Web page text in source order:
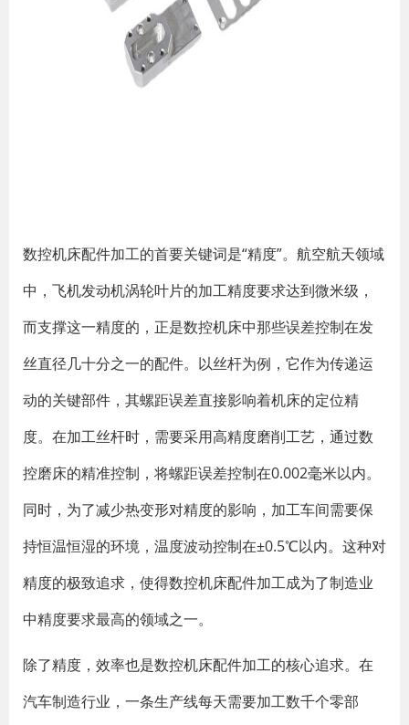
数控机床配件加工的首要关键词是“精度”。航空航天领域
中，飞机发动机涡轮叶片的加工精度要求达到微米级，
而支撑这一精度的，正是数控机床中那些误差控制在发
丝直径几十分之一的配件。以丝杆为例，它作为传递运
动的关键部件，其螺距误差直接影响着机床的定位精
度。在加工丝杆时，需要采用高精度磨削工艺，通过数
控磨床的精准控制，将螺距误差控制在0.002毫米以内。
同时，为了减少热变形对精度的影响，加工车间需要保
持恒温恒湿的环境，温度波动控制在±0.5℃以内。这种对
精度的极致追求，使得数控机床配件加工成为了制造业
中精度要求最高的领域之一。
除了精度，效率也是数控机床配件加工的核心追求。在
汽车制造行业，一条生产线每天需要加工数千个零部